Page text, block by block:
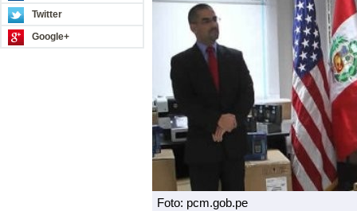
Twitter
Google+
Foto: pcm.gob.pe